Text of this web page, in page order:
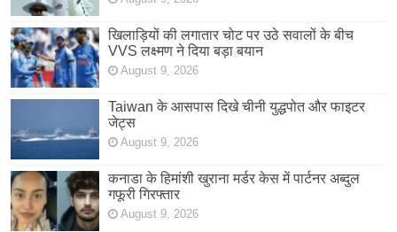
खिलाड़ियों की लगातार चोट पर उठे सवालों के बीच
VVS लक्ष्मण ने दिया बड़ा बयान
August 9, 2026
Taiwan के आसपास दिखे चीनी युद्धपोत और फाइटर
जेट्स
August 9, 2026
कनाडा के हिमांशी खुराना मर्डर केस में पार्टनर अब्दुल
गफूरी गिरफ्तार
August 9, 2026